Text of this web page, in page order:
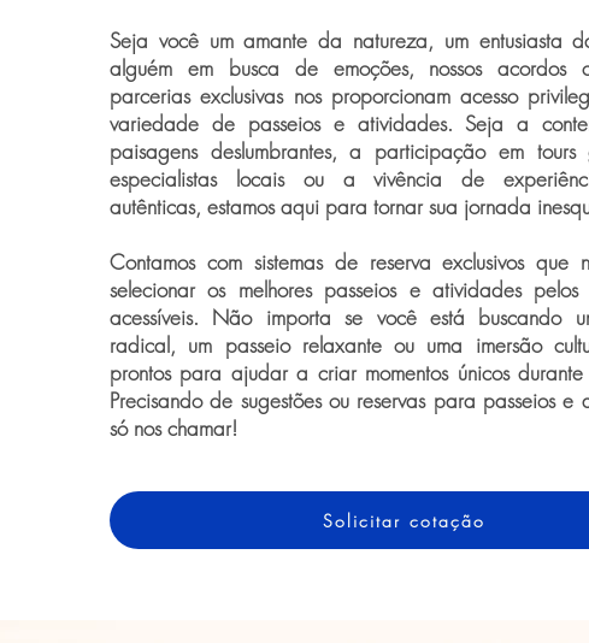
Seja você um amante da natureza, um entusiasta
alguém em busca de emoções, nossos acordos
parcerias exclusivas nos proporcionam acesso
variedade de passeios e atividades. Seja a
paisagens deslumbrantes, a participação em
especialistas locais ou a vivência de
autênticas, estamos aqui para tornar sua jornada
Contamos com sistemas de reserva exclusivos que
selecionar os melhores passeios e atividades pelos
acessíveis. Não importa se você está buscando
radical, um passeio relaxante ou uma imersão
prontos para ajudar a criar momentos únicos
Precisando de sugestões ou reservas para passeios e
só nos chamar!
Solicitar cotação